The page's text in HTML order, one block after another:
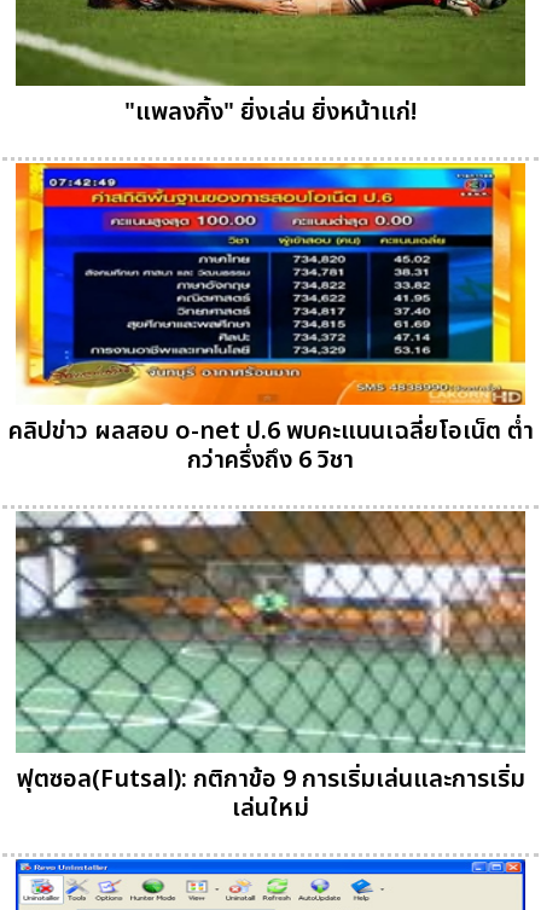
"แพลงกิ้ง" ยิ่งเล่น ยิ่งหน้าแก่!
คลิปข่าว ผลสอบ o-net ป.6 พบคะแนนเฉลี่ยโอเน็ต ต่ำ
กว่าครึ่งถึง 6 วิชา
ฟุตซอล(Futsal): กติกาข้อ 9 การเริ่มเล่นและการเริ่ม
เล่นใหม่